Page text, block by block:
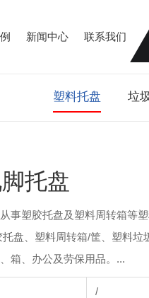
新闻中心 联系我们
塑料托盘 垃
托盘
事塑胶托盘及塑料周转箱等
盘、塑料周转箱/筐、塑料垃
箱、办公及劳保用品。...
/